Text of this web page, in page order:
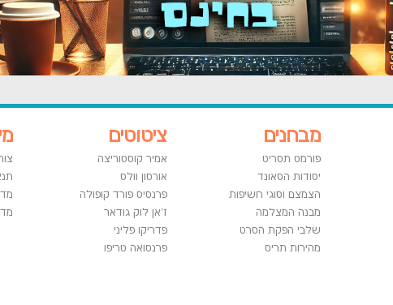
מבחנים
פורמט תסריט
יסודות הסאונד
הצמצם וסוגי חשיפות
מבנה המצלמה
שלבי הפקת הסרט
מהירות תריס
ציטוטים
אמיר קוסטוריצה
אורסון וולס
פרנסיס פורד קופולה
ז'אן לוק גודאר
פדריקו פליני
פרנסואה טריפו